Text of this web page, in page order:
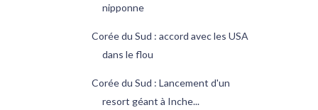
nipponne
Corée du Sud : accord avec les USA
dans le flou
Corée du Sud : Lancement d'un
resort géant à Inche...